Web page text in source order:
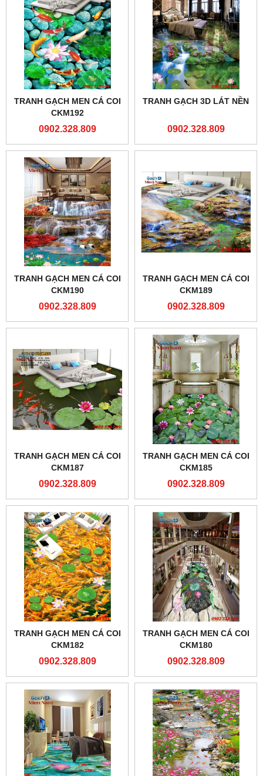
TRANH GẠCH MEN CÁ COI
CKM192
0902.328.809
TRANH GẠCH 3D LÁT NỀN
0902.328.809
TRANH GẠCH MEN CÁ COI
CKM190
0902.328.809
TRANH GẠCH MEN CÁ COI
CKM189
0902.328.809
TRANH GẠCH MEN CÁ COI
CKM187
0902.328.809
TRANH GẠCH MEN CÁ COI
CKM185
0902.328.809
TRANH GẠCH MEN CÁ COI
CKM182
0902.328.809
TRANH GẠCH MEN CÁ COI
CKM180
0902.328.809